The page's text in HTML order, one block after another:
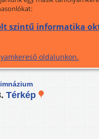
szintű informatika
oldalunkon.
Térkép